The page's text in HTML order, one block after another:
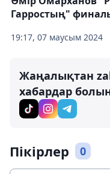
19:17, 07 маусым 2024
Гарростың"
Жаңалықтан
хабардар
Пікірлер 0